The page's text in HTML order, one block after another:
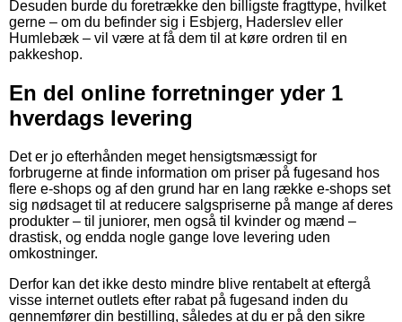
Desuden burde du foretrække den billigste fragttype, hvilket
gerne – om du befinder sig i Esbjerg, Haderslev eller
Humlebæk – vil være at få dem til at køre ordren til en
pakkeshop.
En del online forretninger yder 1
hverdags levering
Det er jo efterhånden meget hensigtsmæssigt for
forbrugerne at finde information om priser på fugesand hos
flere e-shops og af den grund har en lang række e-shops set
sig nødsaget til at reducere salgspriserne på mange af deres
produkter – til juniorer, men også til kvinder og mænd –
drastisk, og endda nogle gange love levering uden
omkostninger.
Derfor kan det ikke desto mindre blive rentabelt at eftergå
visse internet outlets efter rabat på fugesand inden du
gennemfører din bestilling, således at du er på den sikre